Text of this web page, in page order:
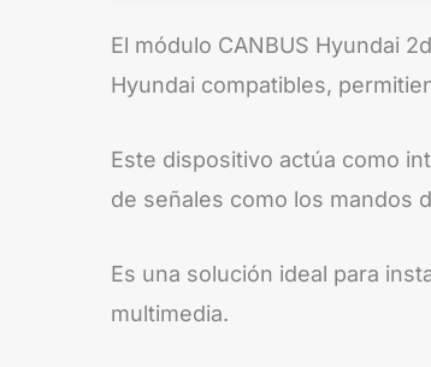
El módulo CANBUS Hyundai
Hyundai compatibles,
Este dispositivo actúa como
de señales como los mandos
Es una solución ideal para
multimedia.